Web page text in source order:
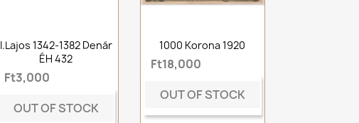
I.Lajos 1342-1382 Denár
ÉH 432
Ft3,000
OUT OF STOCK
1000 Korona 1920
Ft18,000
OUT OF STOCK